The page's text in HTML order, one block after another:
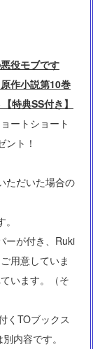
役モブです
作小説第10巻
特典SS付き】
ートショート
ト！
ただいた場合の
ーが付き、Ruki
用意していま
います。（そ
くTOブックス
内容です。